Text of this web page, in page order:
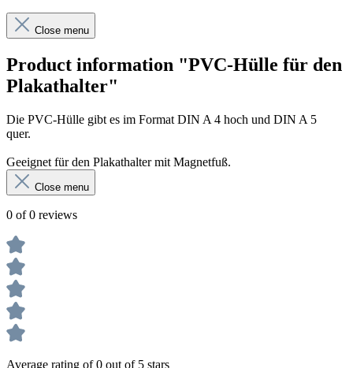
Close menu
Product information "PVC-Hülle für den
Plakathalter"
Die PVC-Hülle gibt es im Format DIN A 4 hoch und DIN A 5
quer.
Geeignet für den Plakathalter mit Magnetfuß.
Close menu
0 of 0 reviews
Average rating of 0 out of 5 stars